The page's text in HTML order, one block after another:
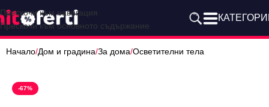
Прескочи към навигация
Прескочи към основното съдържание
Начало/Дом и градина/За дома/Осветителни тела
-67%